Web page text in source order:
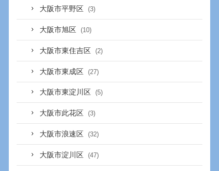
大阪市平野区 (3)
大阪市旭区 (10)
大阪市東住吉区 (2)
大阪市東成区 (27)
大阪市東淀川区 (5)
大阪市此花区 (3)
大阪市浪速区 (32)
大阪市淀川区 (47)